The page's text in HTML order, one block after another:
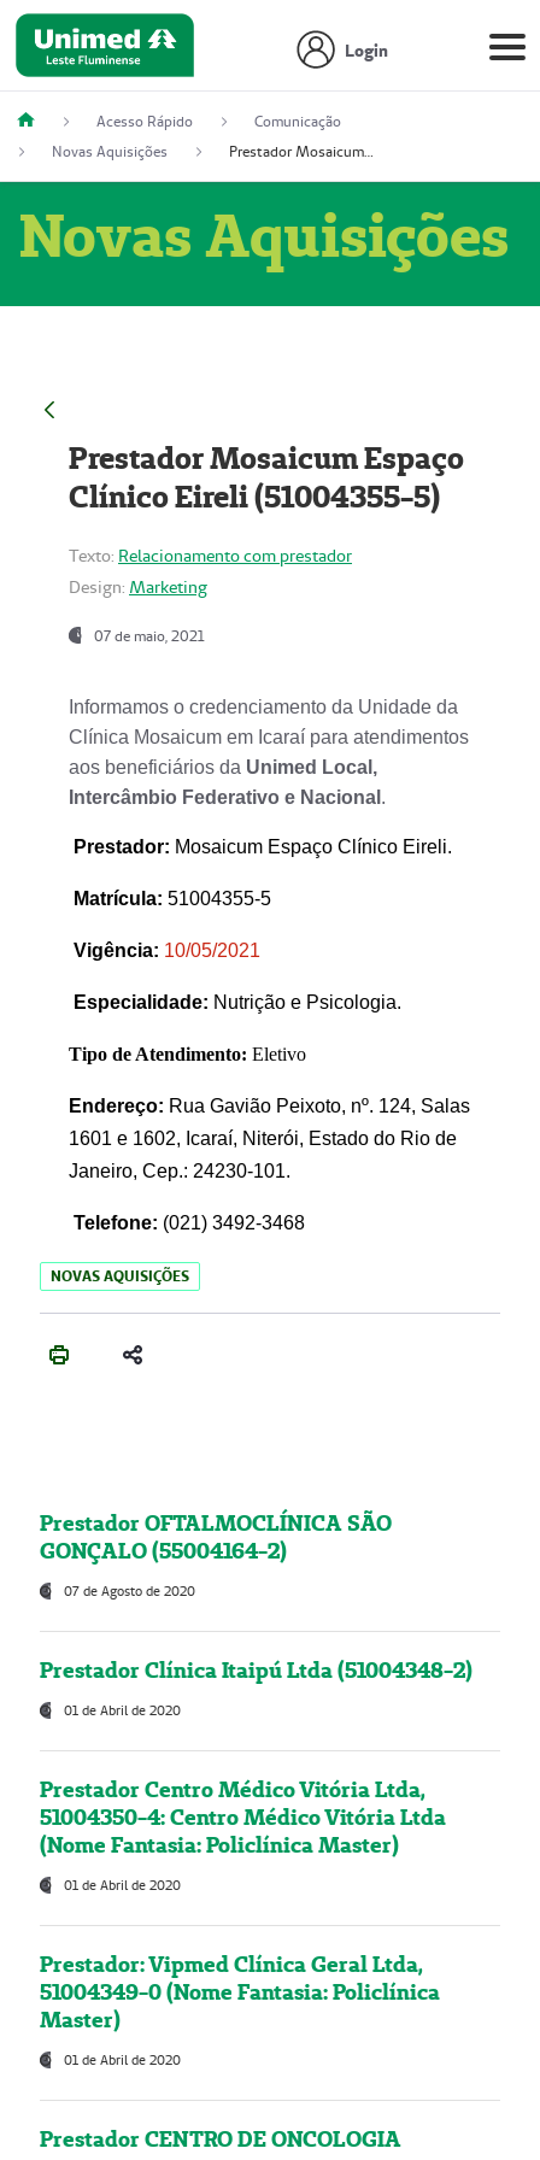
Login
Acesso Rápido
Comunicação
Novas Aquisições
Prestador Mosaicum Espaço Clínico Eireli (51004355-5)
Novas Aquisições
Prestador Mosaicum Espaço
Clínico Eireli (51004355-5)
Texto: Relacionamento com prestador
Design: Marketing
07 de maio, 2021
Informamos o credenciamento da Unidade da
Clínica Mosaicum em Icaraí para atendimentos
aos beneficiários da Unimed Local,
Intercâmbio Federativo e Nacional .
Prestador: Mosaicum Espaço Clínico Eireli.
Matrícula: 51004355-5
Vigência: 10/05/2021
Especialidade: Nutrição e Psicologia.
Tipo de Atendimento: Eletivo
Endereço: Rua Gavião Peixoto, nº. 124, Salas
1601 e 1602, Icaraí, Niterói, Estado do Rio de
Janeiro, Cep.: 24230-101.
Telefone: (021) 3492-3468
NOVAS AQUISIÇÕES
Prestador OFTALMOCLÍNICA SÃO
GONÇALO (55004164-2)
07 de Agosto de 2020
Prestador Clínica Itaipú Ltda (51004348-2)
01 de Abril de 2020
Prestador Centro Médico Vitória Ltda,
51004350-4: Centro Médico Vitória Ltda
(Nome Fantasia: Policlínica Master)
01 de Abril de 2020
Prestador: Vipmed Clínica Geral Ltda,
51004349-0 (Nome Fantasia: Policlínica
Master)
01 de Abril de 2020
Prestador CENTRO DE ONCOLOGIA